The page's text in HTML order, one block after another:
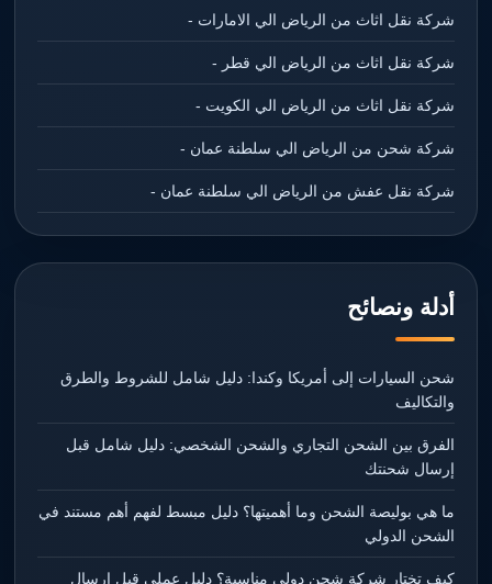
شركة نقل اثاث من الرياض الي الامارات -
شركة نقل اثاث من الرياض الي قطر -
شركة نقل اثاث من الرياض الي الكويت -
شركة شحن من الرياض الي سلطنة عمان -
شركة نقل عفش من الرياض الي سلطنة عمان -
أدلة ونصائح
شحن السيارات إلى أمريكا وكندا: دليل شامل للشروط والطرق
والتكاليف
الفرق بين الشحن التجاري والشحن الشخصي: دليل شامل قبل
إرسال شحنتك
ما هي بوليصة الشحن وما أهميتها؟ دليل مبسط لفهم أهم مستند في
الشحن الدولي
كيف تختار شركة شحن دولي مناسبة؟ دليل عملي قبل إرسال